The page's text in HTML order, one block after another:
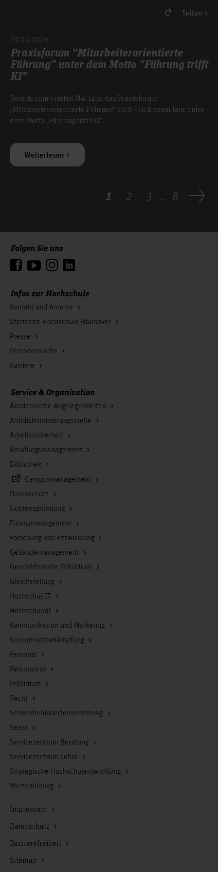
Teilen
29.05.2026
Praxisforum "Mitarbeiterorientierte
Führung" unter dem Motto "Führung trifft
KI"
Bereits zum vierten Mal fand das Praxisforum
„Mitarbeiterorientierte Führung“ statt – in diesem Jahr unter
dem Motto „Führung trifft KI“.
Weiterlesen
1 2 3 ... 8
Infos zur Hochschule
Kontakt und Anreise
Startseite Hochschule Hannover
Presse
Personensuche
Karriere
Folgen Sie uns
Service & Organisation
Akademische Angelegenheiten
Antidiskriminierungsstelle
Arbeitssicherheit
Berufungsmanagement
Bibliothek
Campusmanagement
Datenschutz
Existenzgründung
Finanzmanagement
Forschung und Entwicklung
Gebäudemanagement
Geschäftsstelle Präsidium
Gleichstellung
Hochschul-IT
Hochschulrat
Kommunikation und Marketing
Korruptionsbekämpfung
Personal
Personalrat
Präsidium
Recht
Schwerbehindertenvertretung
Senat
Servicezentrum Beratung
Servicezentrum Lehre
Strategische Hochschulentwicklung
Weiterbildung
Impressum
Datenschutz
Barrierefreiheit
Sitemap